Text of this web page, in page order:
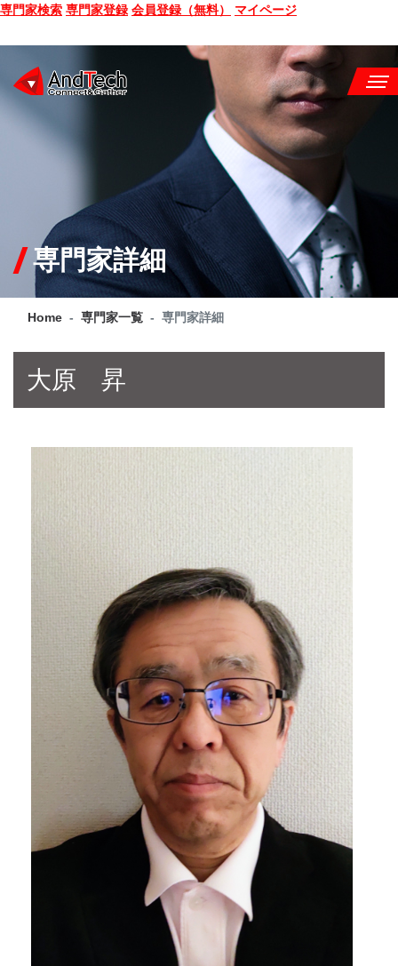
専門家検索 専門家登録 会員登録（無料） マイページ
CONSULTING
SERVICE
COMPANY
Q&A
専門家詳細
Home 専門家一覧 専門家詳細
大原 昇